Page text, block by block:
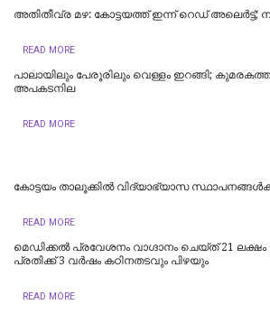
അതിതീവ്ര മഴ: കോട്ടയത്ത് ഇന്ന് റെഡ് അലെർട്ട്;
READ MORE
പാലായിലും പേരൂരിലും വെള്ളം ഇറങ്ങി;
അപകടനില
READ MORE
കോട്ടയം താലൂക്കില്‍ വിദ്യാഭ്യാസ
READ MORE
മെഡിക്കൽ പ്രവേശനം വാഗ്ദാനം ചെയ്ത് 21
പ്രതിക്ക് 3 വർഷം കഠിനതടവും പിഴയും
READ MORE